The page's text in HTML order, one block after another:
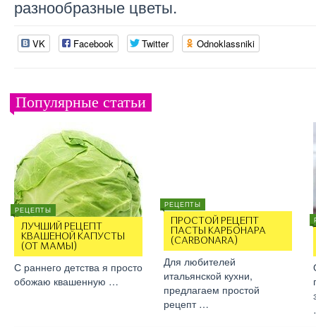
разнообразные цветы.
VK Facebook Twitter Odnoklassniki
Популярные статьи
РЕЦЕПТЫ
ЛУЧШИЙ РЕЦЕПТ
КВАШЕНОЙ КАПУСТЫ
(ОТ МАМЫ)
С раннего детства я просто
обожаю квашенную …
РЕЦЕПТЫ
ПРОСТОЙ РЕЦЕПТ
ПАСТЫ КАРБОНАРА
(CARBONARA)
Для любителей
итальянской кухни,
предлагаем простой
рецепт …